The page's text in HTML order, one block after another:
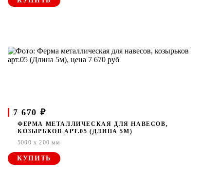
7 670 ₽
ФЕРМА МЕТАЛЛИЧЕСКАЯ ДЛЯ НАВЕСОВ,
КОЗЫРЬКОВ АРТ.05 (ДЛИНА 5М)
5000 x 200 мм
КУПИТЬ